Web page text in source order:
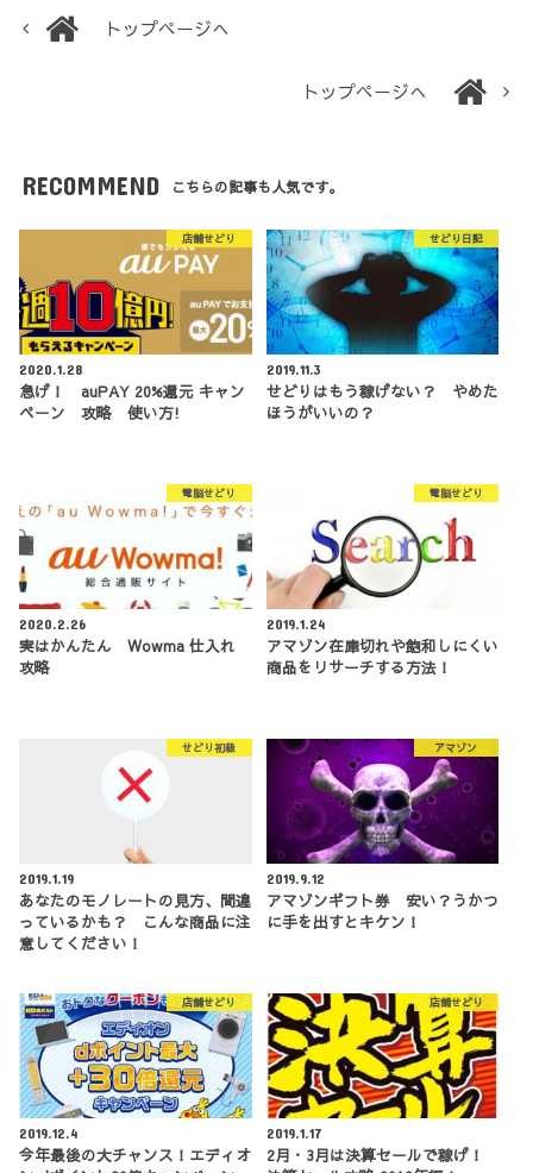
トップページへ
トップページへ
RECOMMEND こちらの記事も人気です。
店舗せどり
2020.1.28
急げ！ auPAY 20%還元 キャン
ペーン 攻略 使い方!
せどり日記
2019.11.3
せどりはもう稼げない？ やめた
ほうがいいの？
電脳せどり
2020.2.26
実はかんたん Wowma 仕入れ
攻略
電脳せどり
2019.1.24
アマゾン在庫切れや飽和しにくい
商品をリサーチする方法！
せどり初級
2019.1.19
あなたのモノレートの見方、間違
っているかも？ こんな商品に注
意してください！
アマゾン
2019.9.12
アマゾンギフト券 安い？うかつ
に手を出すとキケン！
店舗せどり
2019.12.4
今年最後の大チャンス！エディオ
店舗せどり
2019.1.17
2月・3月は決算セールで稼げ！